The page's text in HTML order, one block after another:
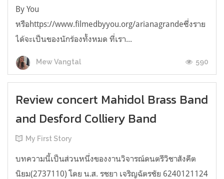
By You
หรือhttps://www.filmedbyyou.org/arianagrandeซึ่งราย
ได้จะเป็นของนักร้องทั้งหมด ที่เรา...
Mew Vangtal 590
Review concert Mahidol Brass Band
and Desford Colliery Band
My First Story
บทความนี้เป็นส่วนหนึ่งของงานวิจารณ์ดนตรีวิชาสังคีต
นิยม(2737110) โดย น.ส. รชยา เจริญฉัตรชัย 6240121124